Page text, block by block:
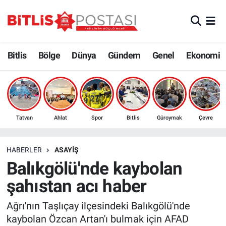
Bitlis Bölge Dünya Gündem Genel Ekonomi
Tatvan Ahlat Spor Bitlis Güroymak Çevre
HABERLER ASAYIŞ
Balıkgölü'nde kaybolan
şahıstan acı haber
Ağrı'nın Taşlıçay ilçesindeki Balıkgölü'nde
kaybolan Özcan Artan'ı bulmak için AFAD
Bölge
Çevre
Eğitim
Ekonomi
Genel
Bitlis Trafik Yoğunluk Haritası
Süper Lig Puan Durumu ve Fikstür
Son Dakika Haberleri
Haber Arşivi